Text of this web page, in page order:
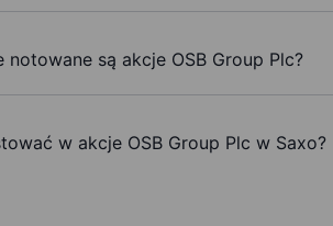
notowane są akcje OSB Group Plc?
w akcje OSB Group Plc w Saxo?